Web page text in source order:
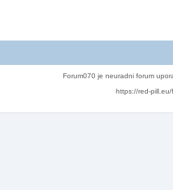
Forum070 je neuradni forum
https://red-